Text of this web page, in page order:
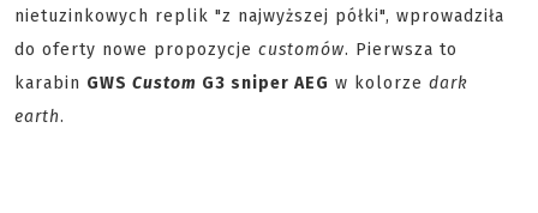
nietuzinkowych replik "z najwyższej półki", wprowadziła
do oferty nowe propozycje customów. Pierwsza to
karabin GWS Custom G3 sniper AEG w kolorze dark
earth.